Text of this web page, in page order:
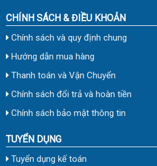
CHÍNH SÁCH & ĐIỀU KHOẢN
Chính sách và quy định chung
Hướng dẫn mua hàng
Thanh toán và Vận Chuyển
Chính sách đổi trả và hoàn tiền
Chính sách bảo mật thông tin
TUYỂN DỤNG
Tuyển dụng kế toán